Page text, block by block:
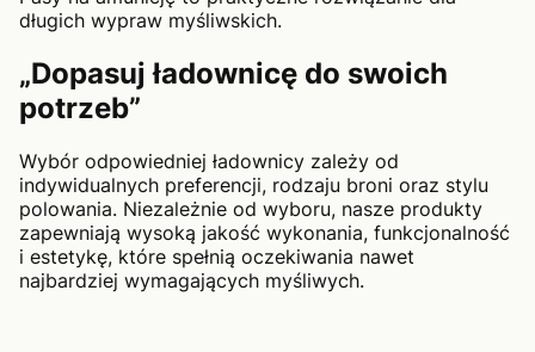
długich wypraw myśliwskich.
„Dopasuj ładownicę do swoich
potrzeb”
Wybór odpowiedniej ładownicy zależy od
indywidualnych preferencji, rodzaju broni oraz stylu
polowania. Niezależnie od wyboru, nasze produkty
zapewniają wysoką jakość wykonania, funkcjonalność
i estetykę, które spełnią oczekiwania nawet
najbardziej wymagających myśliwych.